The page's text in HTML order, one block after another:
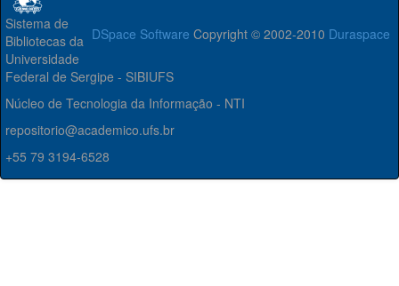
DSpace Software Copyright © 2002-2010 Duraspace
Sistema de
Bibliotecas da
Universidade
Federal de Sergipe - SIBIUFS
Núcleo de Tecnologia da Informação - NTI
repositorio@academico.ufs.br
+55 79 3194-6528